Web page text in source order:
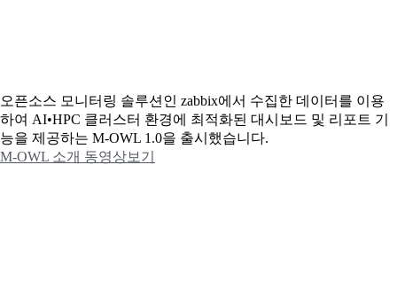
오픈소스 모니터링 솔루션인 zabbix에서 수집한 데이터를 이용
하여 AI•HPC 클러스터 환경에 최적화된 대시보드 및 리포트 기
능을 제공하는 M-OWL 1.0을 출시했습니다.
M-OWL 소개 동영상보기